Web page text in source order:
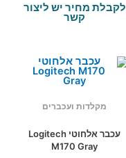
לקבלת מחיר יש ליצור
קשר
מקלדות ועכברים
עכבר אלחוטי Logitech
M170 Gray